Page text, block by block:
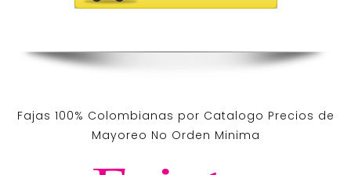
Fajas 100% Colombianas por Catalogo Precios de
Mayoreo No Orden Minima